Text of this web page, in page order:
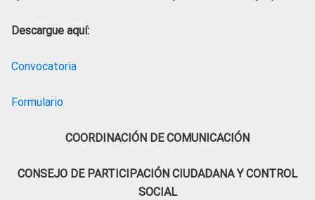
Descargue aquí:
Convocatoria
Formulario
COORDINACIÓN DE COMUNICACIÓN
CONSEJO DE PARTICIPACIÓN CIUDADANA Y CONTROL
SOCIAL